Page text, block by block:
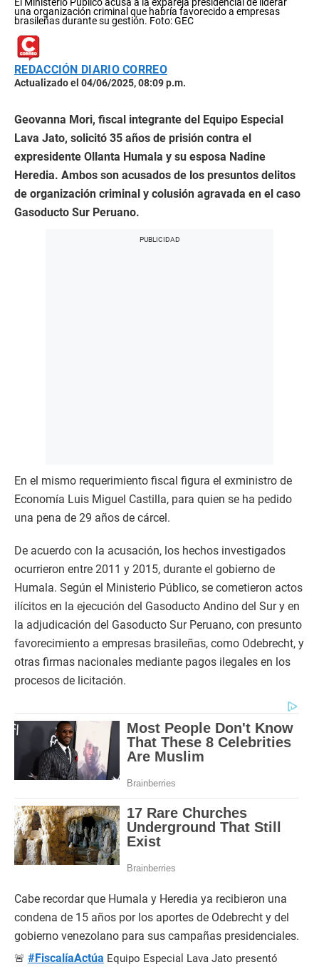
una organización criminal que habría favorecido a empresas
brasileñas durante su gestión. Foto: GEC
REDACCIÓN DIARIO CORREO
Actualizado el 04/06/2025, 08:09 p.m.
Geovanna Mori, fiscal integrante del Equipo Especial
Lava Jato, solicitó 35 años de prisión contra el
expresidente Ollanta Humala y su esposa Nadine
Heredia. Ambos son acusados de los presuntos delitos
de organización criminal y colusión agravada en el caso
Gasoducto Sur Peruano.
En el mismo requerimiento fiscal figura el exministro de
Economía Luis Miguel Castilla, para quien se ha pedido
una pena de 29 años de cárcel.
De acuerdo con la acusación, los hechos investigados
ocurrieron entre 2011 y 2015, durante el gobierno de
Humala. Según el Ministerio Público, se cometieron actos
ilícitos en la ejecución del Gasoducto Andino del Sur y en
la adjudicación del Gasoducto Sur Peruano, con presunto
favorecimiento a empresas brasileñas, como Odebrecht, y
otras firmas nacionales mediante pagos ilegales en los
procesos de licitación.
Cabe recordar que Humala y Heredia ya recibieron una
condena de 15 años por los aportes de Odebrecht y del
gobierno venezolano para sus campañas presidenciales.
🚨 #FiscalíaActúa Equipo Especial Lava Jato presentó